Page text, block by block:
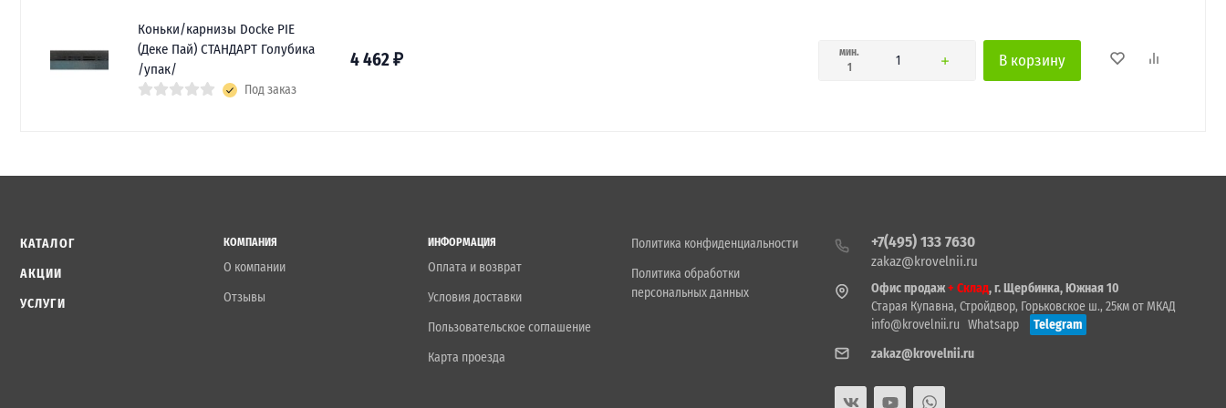
Коньки/карнизы Docke PIE
(Деке Пай) СТАНДАРТ Голубика
/упак/
Под заказ
4 462₽
мин.
1
В корзину
КАТАЛОГ
АКЦИИ
УСЛУГИ
КОМПАНИЯ
О компании
Отзывы
ИНФОРМАЦИЯ
Оплата и возврат
Условия доставки
Пользовательское соглашение
Карта проезда
Политика конфиденциальности
Политика обработки
персональных данных
+7(495) 133 7630
zakaz@krovelnii.ru
Офис продаж+ Склад, г. Щербинка, Южная 10
Старая Купавна, Стройдвор, Горьковское ш., 25км от МКАД
info@krovelnii.ru
Whatsapp
Telegram
zakaz@krovelnii.ru